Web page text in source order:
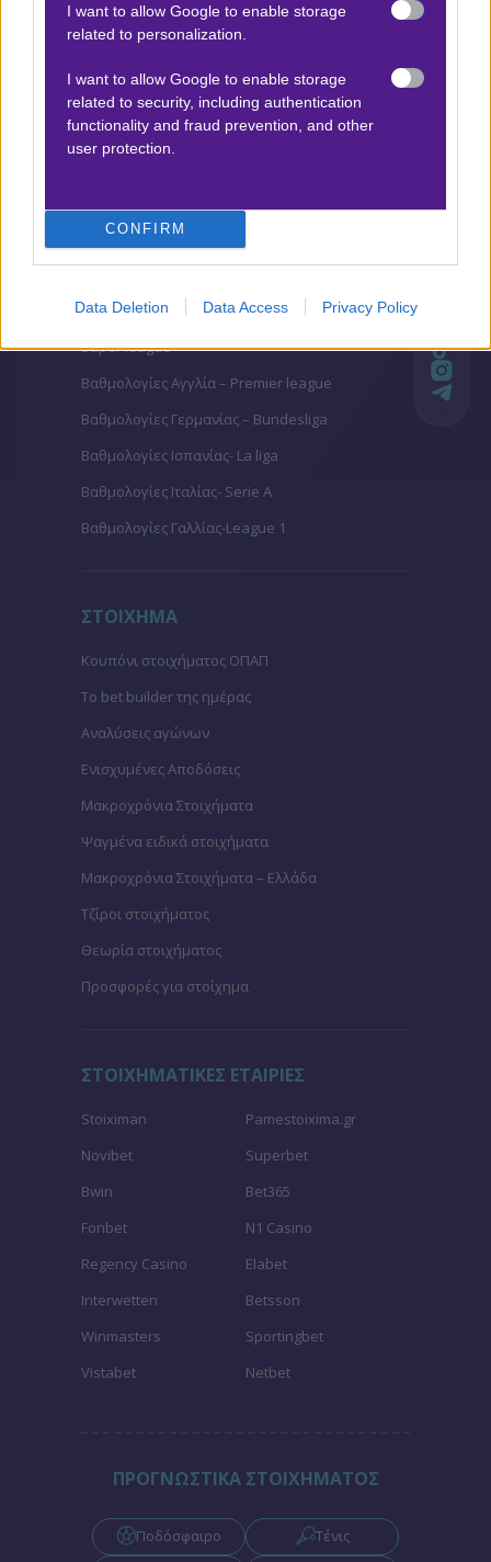
I want to allow Google to enable storage
related to personalization.
I want to allow Google to enable storage
related to security, including authentication
functionality and fraud prevention, and other
user protection.
CONFIRM
Data Deletion Data Access Privacy Policy
Maccabi Kabilio Jaffa 1 ή 2 γκολ
Αποτέλεσμα: 2-2
Προσφορές*
Super league
Βαθμολογίες Aγγλία – Premier league
Βαθμολογίες Γερμανίας – Bundesliga
Βαθμολογίες Ισπανίας- La liga
Βαθμολογίες Ιταλίας- Serie A
Βαθμολογίες Γαλλίας-League 1
ΣΤΟΙΧΗΜΑ
Κουπόνι στοιχήματος ΟΠΑΠ
To bet builder της ημέρας
Αναλύσεις αγώνων
Ενισχυμένες Αποδόσεις
Μακροχρόνια Στοιχήματα
Ψαγμένα ειδικά στοιχήματα
Μακροχρόνια Στοιχήματα – Ελλάδα
Τζίροι στοιχήματος
Θεωρία στοιχήματος
Προσφορές για στοίχημα
ΣΤΟΙΧΗΜΑΤΙΚΕΣ ΕΤΑΙΡΙΕΣ
Stoiximan
Pamestoixima.gr
Novibet
Superbet
Bwin
Bet365
Fonbet
N1 Casino
Regency Casino
Elabet
Interwetten
Betsson
Winmasters
Sportingbet
Vistabet
Netbet
ΠΡΟΓΝΩΣΤΙΚΑ ΣΤΟΙΧΗΜΑΤΟΣ
Ποδόσφαιρο Τένις